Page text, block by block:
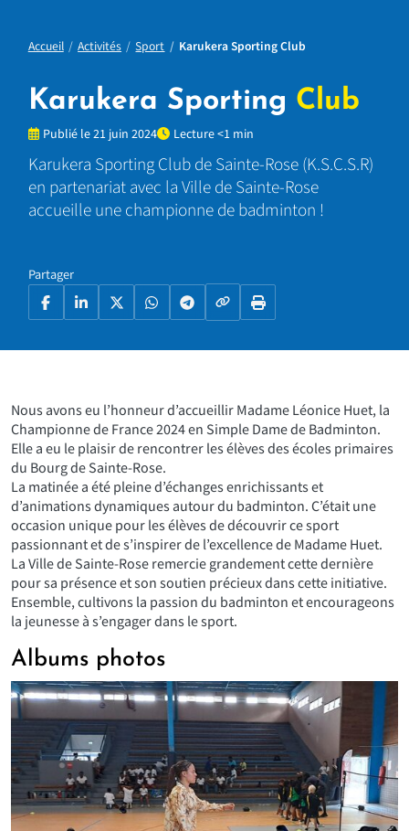
Accueil Activités Sport Karukera Sporting Club
Karukera Sporting Club
Publié le 21 juin 2024 Lecture <1 min
Karukera Sporting Club de Sainte-Rose (K.S.C.S.R)
en partenariat avec la Ville de Sainte-Rose
accueille une championne de badminton !
Partager
FacebookLinkedIn
X WhatsAppTelegramCopier le lien
Imprimer la page
Nous avons eu l’honneur d’accueillir Madame Léonice Huet, la
Championne de France 2024 en Simple Dame de Badminton.
Elle a eu le plaisir de rencontrer les élèves des écoles primaires
du Bourg de Sainte-Rose.
La matinée a été pleine d’échanges enrichissants et
d’animations dynamiques autour du badminton. C’était une
occasion unique pour les élèves de découvrir ce sport
passionnant et de s’inspirer de l’excellence de Madame Huet.
La Ville de Sainte-Rose remercie grandement cette dernière
pour sa présence et son soutien précieux dans cette initiative.
Ensemble, cultivons la passion du badminton et encourageons
la jeunesse à s’engager dans le sport.
Albums photos